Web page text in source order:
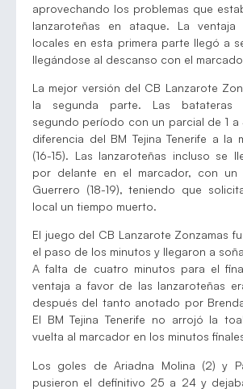
aprovechando los problemas que
lanzaroteñas en ataque. La
locales en esta primera parte llegó a
llegándose al descanso con el
La mejor versión del CB Lanzarote
la segunda parte. Las batateras
segundo período con un parcial de 1
diferencia del BM Tejina Tenerife a la
(16-15). Las lanzaroteñas incluso se
por delante en el marcador, con
Guerrero (18-19), teniendo que
local un tiempo muerto.
El juego del CB Lanzarote Zonzamas
el paso de los minutos y llegaron a
A falta de cuatro minutos para el
ventaja a favor de las lanzaroteñas
después del tanto anotado por
El BM Tejina Tenerife no arrojó la
vuelta al marcador en los minutos
Los goles de Ariadna Molina (2) y
pusieron el definitivo 25 a 24 y